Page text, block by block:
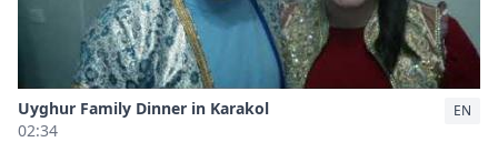
Uyghur Family Dinner in Karakol
02:34
EN